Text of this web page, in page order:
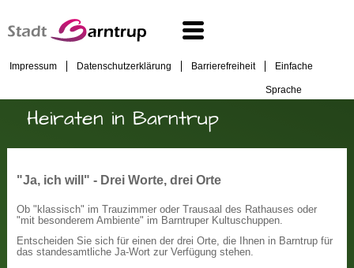
Impressum Datenschutzerklärung Barrierefreiheit Einfache
Sprache
Heiraten in Barntrup
"Ja, ich will" - Drei Worte, drei Orte
Ob "klassisch" im Trauzimmer oder Trausaal des Rathauses oder
"mit besonderem Ambiente" im Barntruper Kultuschuppen.
Entscheiden Sie sich für einen der drei Orte, die Ihnen in Barntrup für
das standesamtliche Ja-Wort zur Verfügung stehen.